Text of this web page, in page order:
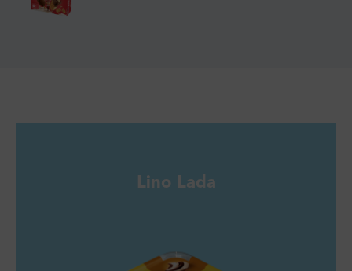
Lino Lada